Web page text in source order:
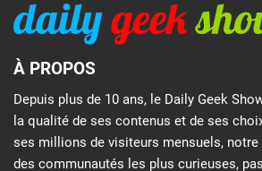
À PROPOS
Depuis plus de 10 ans, le Daily Geek
la qualité de ses contenus et de ses
ses millions de visiteurs mensuels, notre
des communautés les plus curieuses,